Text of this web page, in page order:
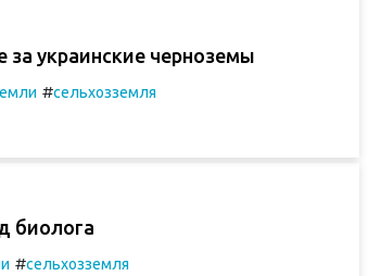
за украинские черноземы
#сельхозземля
биолога
#сельхозземля